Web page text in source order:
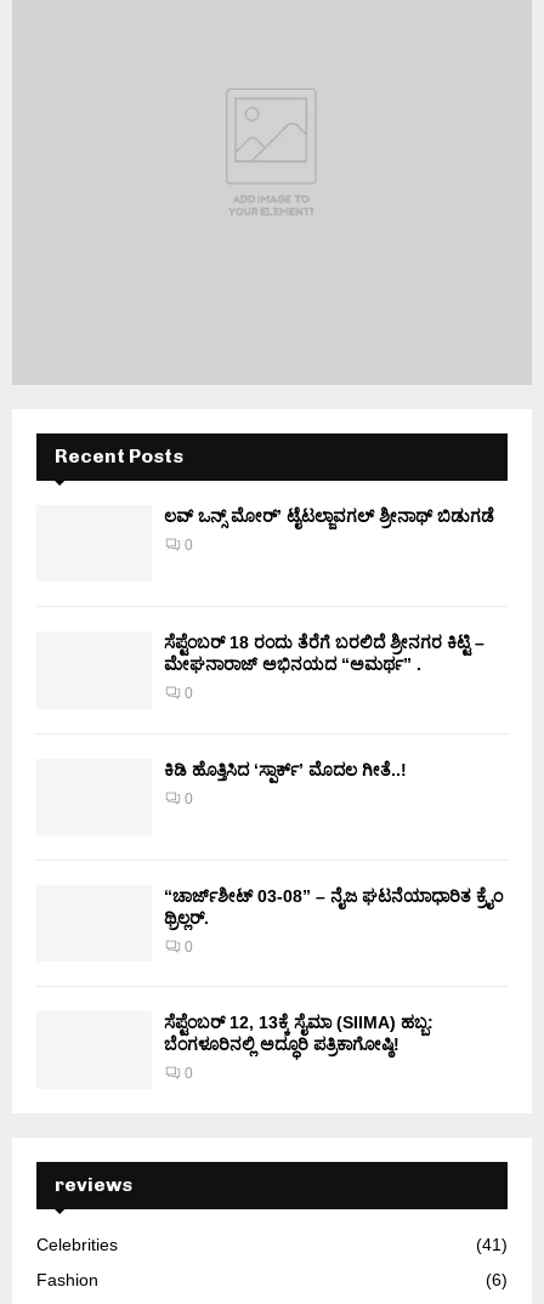
Recent Posts
ಲವ್ ಒನ್ಸ್ ಮೋರ್’ ಟೈಟಲ್ಜಾವಗಲ್ ಶ್ರೀನಾಥ್ ಬಿಡುಗಡೆ
0
ಸೆಪ್ಟೆಂಬರ್ 18 ರಂದು ತೆರೆಗೆ ಬರಲಿದೆ ಶ್ರೀನಗರ ಕಿಟ್ಟಿ –
ಮೇಘನಾರಾಜ್ ಅಭಿನಯದ “ಅಮರ್ಥ” .
0
ಕಿಡಿ‌‌ ಹೊತ್ತಿಸಿದ ‘ಸ್ಪಾರ್ಕ್’ ಮೊದಲ‌ ಗೀತೆ..!
0
“ಚಾರ್ಜ್‌ಶೀಟ್ 03-08” – ನೈಜ ಘಟನೆಯಾಧಾರಿತ ಕ್ರೈಂ
ಥ್ರಿಲ್ಲರ್.
0
ಸೆಪ್ಟೆಂಬರ್ 12, 13ಕ್ಕೆ ಸೈಮಾ (SIIMA) ಹಬ್ಬ:
ಬೆಂಗಳೂರಿನಲ್ಲಿ ಅದ್ಧೂರಿ ಪತ್ರಿಕಾಗೋಷ್ಠಿ!
0
reviews
Celebrities
(41)
Fashion
(6)